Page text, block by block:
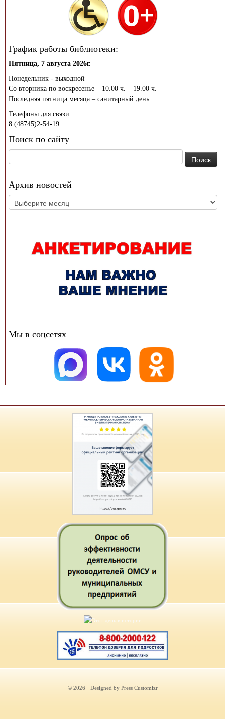
График работы библиотеки:
Пятница, 7 августа 2026г.
Понедельник - выходной
Со вторника по воскресенье – 10.00 ч. – 19.00 ч.
Последняя пятница месяца – санитарный день
Телефоны для связи:
8 (48745)2-54-19
Поиск по сайту
Архив новостей
Архив
новостей
Мы в соцсетях
· © 2026 · Designed by Press Customizr·